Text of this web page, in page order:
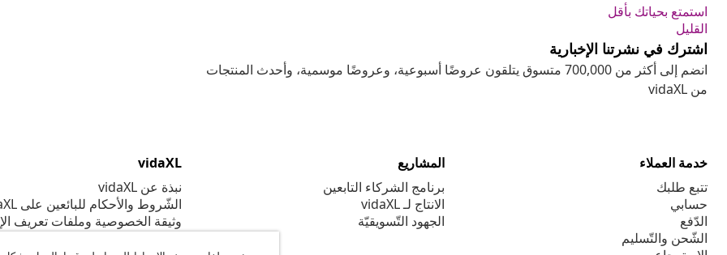
استمتع بحياتك بأقل
القليل
اشترك في نشرتنا الإخبارية
انضم إلى أكثر من 700,000 متسوق يتلقون عروضًا أسبوعية، وعروضًا موسمية، وأحدث المنتجات
من vidaXL
خدمة العملاء
تتبع طلبك
حسابي
الدّفع
الشّحن والتّسليم
المشاريع
برنامج الشركاء التابعين
الانتاج لـ vidaXL
الجهود التّسويقيّة
vidaXL
نبذة عن vidaXL
الشّروط والأحكام للبائعين على vidaXL
وثيقة الخصوصية وملفات تعريف